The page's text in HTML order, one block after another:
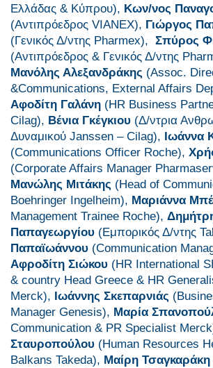
Ελλάδας & Κύπρου), Κων/νος
(Αντιπρόεδρος VIANEX), Γιώργος
(Γενικός Δ/ντης Pharmex), Σπύρος
(Αντιπρόεδρος & Γενικός Δ/ντης
Μανόλης Αλεξανδράκης (Assoc.
&Communications, External Affairs
Αφοδίτη Γαλάνη (HR Business
Cilag), Βένια Γκέγκιου (Δ/ντρια
Δυναμικού Janssen – Cilag), Ιωάννα
(Communications Officer Roche),
(Corporate Affairs Manager
Μανώλης Μιτάκης (Head of
Boehringer Ingelheim), Μαριάννα
Management Trainee Roche),
Παπαγεωργίου (Εμπορικός Δ/ντης
Παπαϊωάννου (Communication
Αφροδίτη Σιώκου (HR International
& country Head Greece & HR
Merck), Ιωάννης Σκεπαρνιάς
Manager Genesis), Μαρία
Communication & PR Specialist
Σταυροπούλου (Human Resources
Balkans Takeda), Μαίρη Τσαγκαράκη